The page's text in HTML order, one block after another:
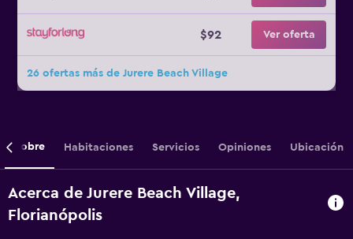
$92 Ver oferta
26 ofertas más de Jurere Beach Village
Sobre Habitaciones Servicios Opiniones Ubicación
Acerca de Jurere Beach Village,
Florianópolis